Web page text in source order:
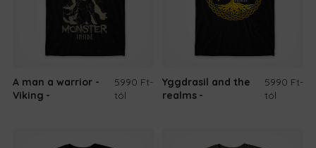
A man a warrior -
Viking
5990 Ft-
tól
Yggdrasil and the
realms
5990 Ft-
tól